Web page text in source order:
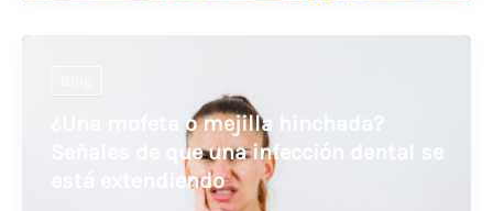
¿Una mofeta o mejilla hinchada?
Señales de que una infección dental se
está extendiendo